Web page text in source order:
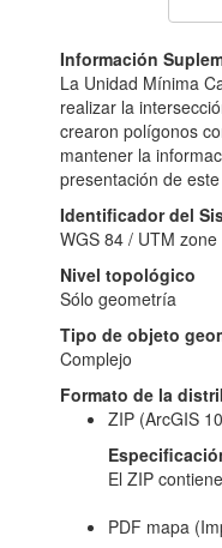
Información
La Unidad Mínima
realizar la
crearon polígonos
mantener la
presentación de
Identificador del
WGS 84 / UTM
Nivel topológico
Sólo geometría
Tipo de objeto
Complejo
Formato de la
ZIP (ArcGIS
El ZIP
PDF mapa